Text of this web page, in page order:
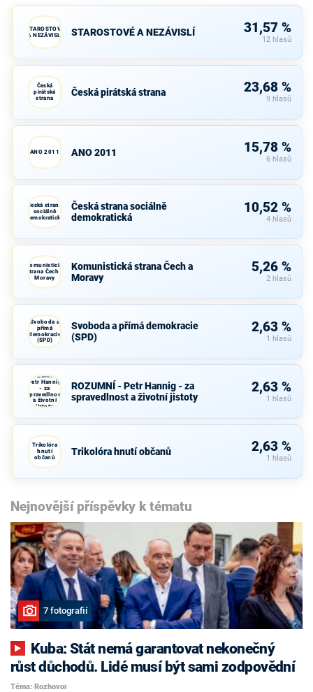
STAROSTOVÉ
A NEZÁVISLÍ
STAROSTOVÉ A NEZÁVISLÍ 31,57 %
12 hlasů
Česká
pirátská
strana
Česká pirátská strana 23,68 %
9 hlasů
ANO 2011 ANO 2011 15,78 %
6 hlasů
Česká strana
sociálně
demokratická
Česká strana sociálně
demokratická
10,52 %
4 hlasů
Komunistická
strana Čech a
Moravy
Komunistická strana Čech a
Moravy
5,26 %
2 hlasů
Svoboda a
přímá
demokracie
(SPD)
Svoboda a přímá demokracie
(SPD)
2,63 %
1 hlasů
ROZUMNÍ -
Petr Hannig
- za
spravedlnost
a životní
jistoty
ROZUMNÍ - Petr Hannig - za
spravedlnost a životní jistoty
2,63 %
1 hlasů
Trikolóra
hnutí
občanů
Trikolóra hnutí občanů 2,63 %
1 hlasů
Nejnovější příspěvky k tématu
7 fotografií
růst důchodů. Lidé musí být sami zodpovědní
Téma: Rozhovor